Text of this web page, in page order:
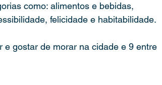
como: alimentos e bebidas,
felicidade e habitabilidade.
e gostar de morar na cidade e 9 entre